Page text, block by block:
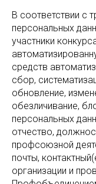
В соответствии с
персональных
участники
средств
сбор,
обновление,
обезличивание,
персональных
отчество,
профсоюзной
почты,
организации и